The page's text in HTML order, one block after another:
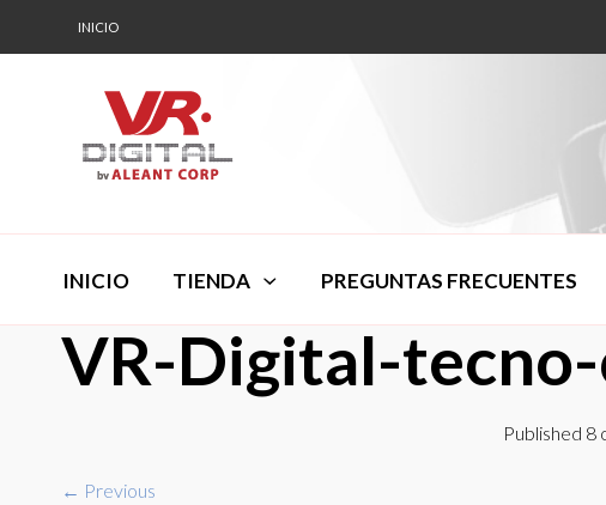
INICIO
INICIO TIENDA PREGUNTAS FRECUENTES
VR-Digital-
Published 8
← Previous